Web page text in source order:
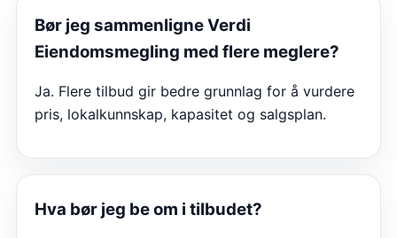
Bør jeg sammenligneVerdi
Eiendomsmegling med flere meglere?
Ja. Flere tilbud gir bedre grunnlag for å vurdere
pris, lokalkunnskap, kapasitet og salgsplan.
Hva bør jeg be om i tilbudet?